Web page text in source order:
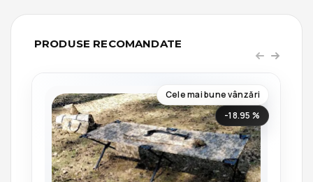
PRODUSE RECOMANDATE
Cele mai bune vânzări
-18.95 %